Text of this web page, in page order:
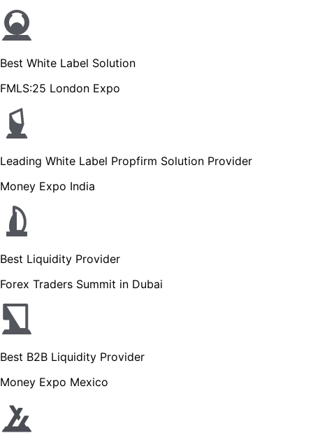
Best White Label Solution
FMLS:25 London Expo
Leading White Label Propfirm Solution Provider
Money Expo India
Best Liquidity Provider
Forex Traders Summit in Dubai
Best B2B Liquidity Provider
Money Expo Mexico